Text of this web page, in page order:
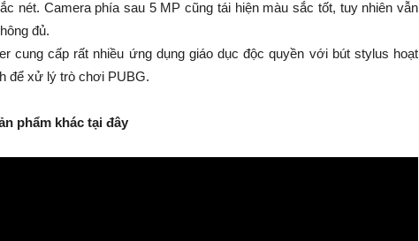
nét. Camera phía sau 5 MP cũng tái hiện màu sắc tốt, tuy nhiên vẫn
đủ.
cung cấp rất nhiều ứng dụng giáo dục độc quyền với bút stylus hoạt
để xử lý trò chơi PUBG.
phẩm khác tại đây